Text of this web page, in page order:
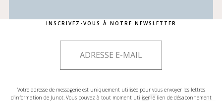
INSCRIVEZ-VOUS À NOTRE NEWSLETTER
Votre adresse de messagerie est uniquement utilisée pour vous envoyer les lettres
d'information de Junot. Vous pouvez à tout moment utiliser le lien de désabonnement